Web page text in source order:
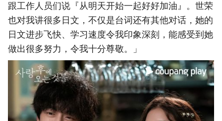
跟工作人员们说『从明天开始一起好好加油』。世荣
也对我讲很多日文，不仅是台词还有其他对话，她的
日文进步飞快、学习速度令我印象深刻，能感受到她
做出很多努力，令我十分尊敬。」